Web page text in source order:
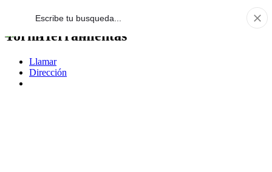
TorniHerramientas
Llamar
Dirección